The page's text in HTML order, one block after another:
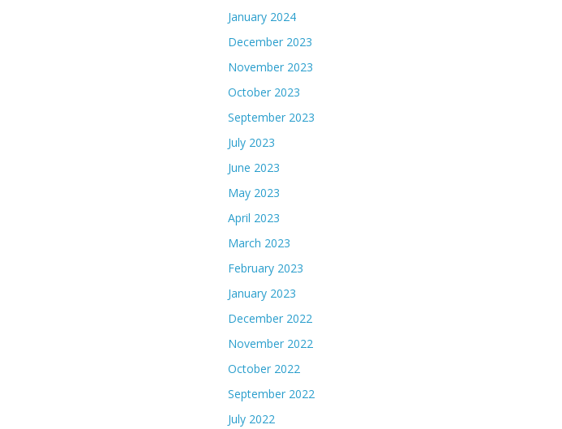
January 2024
December 2023
November 2023
October 2023
September 2023
July 2023
June 2023
May 2023
April 2023
March 2023
February 2023
January 2023
December 2022
November 2022
October 2022
September 2022
July 2022